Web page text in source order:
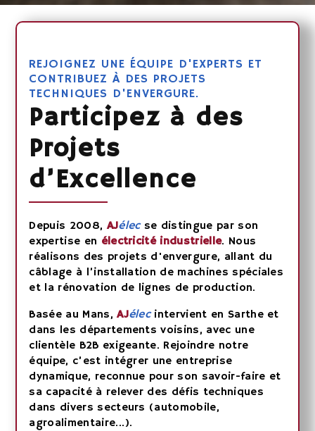
REJOIGNEZ UNE ÉQUIPE D'EXPERTS ET
CONTRIBUEZ À DES PROJETS
TECHNIQUES D'ENVERGURE.
Participez à des
Projets
d’Excellence
Depuis 2008, AJélecse distingue par son
expertise en électricité industrielle. Nous
réalisons des projets d'envergure, allant du
câblage à l’installation de machines spéciales
et la rénovation de lignes de production.
Basée au Mans,AJélecintervient en Sarthe et
dans les départements voisins, avec une
clientèle B2B exigeante. Rejoindre notre
équipe, c’est intégrer une entreprise
dynamique, reconnue pour son savoir-faire et
sa capacité à relever des défis techniques
dans divers secteurs (automobile,
agroalimentaire...).